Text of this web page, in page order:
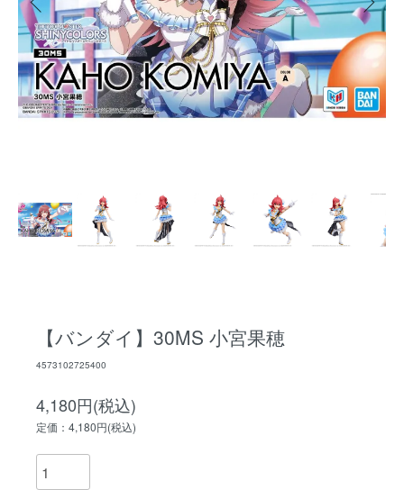
【バンダイ】30MS 小宮果穂
4573102725400
4,180円(税込)
定価：4,180円(税込)